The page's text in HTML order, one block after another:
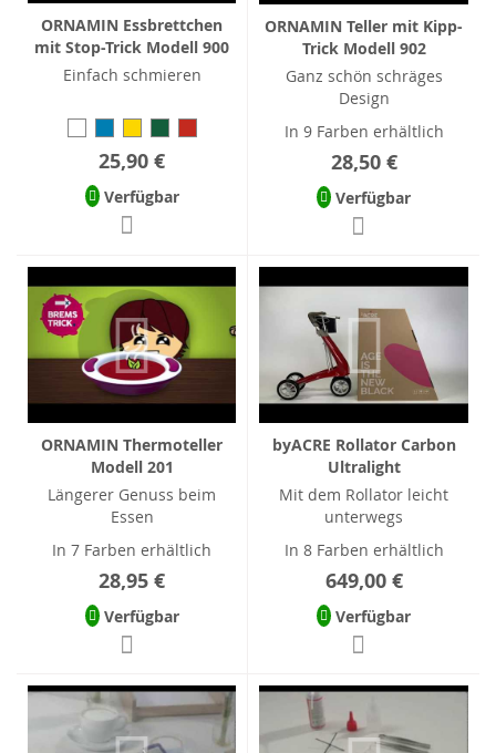
ORNAMIN Essbrettchen
mit Stop-Trick Modell 900
Einfach schmieren
25,90 €
Verfügbar
ORNAMIN Teller mit Kipp-
Trick Modell 902
Ganz schön schräges
Design
In 9 Farben erhältlich
28,50 €
Verfügbar
ORNAMIN Thermoteller
Modell 201
Längerer Genuss beim
Essen
In 7 Farben erhältlich
28,95 €
Verfügbar
byACRE Rollator Carbon
Ultralight
Mit dem Rollator leicht
unterwegs
In 8 Farben erhältlich
649,00 €
Verfügbar